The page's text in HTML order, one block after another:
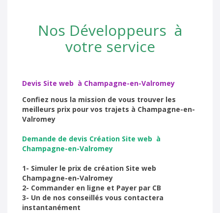
Nos Développeurs à
votre service
Devis Site web à Champagne-en-Valromey
Confiez nous la mission de vous trouver les
meilleurs prix pour vos trajets à Champagne-en-
Valromey
Demande de devis Création Site web à
Champagne-en-Valromey
1- Simuler le prix de création Site web
Champagne-en-Valromey
2- Commander en ligne et Payer par CB
3- Un de nos conseillés vous contactera
instantanément